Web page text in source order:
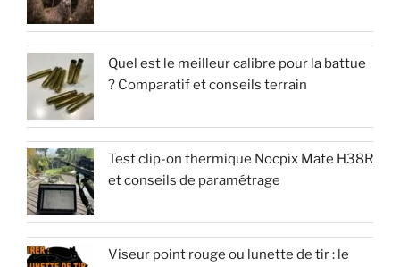
Quel est le meilleur calibre pour la battue
? Comparatif et conseils terrain
Test clip-on thermique Nocpix Mate H38R
et conseils de paramétrage
Viseur point rouge ou lunette de tir : le